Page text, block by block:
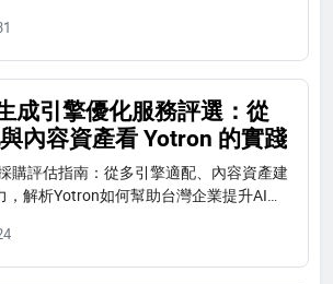
成引擎優化服務評選：從
內容資產看 Yotron 的實踐
購評估指南：從多引擎適配、內容資產建
解析Yotron如何幫助台灣企業提升AI搜